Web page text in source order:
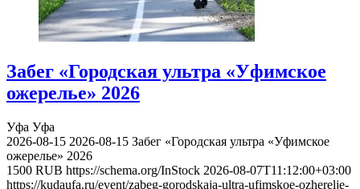
Забег «Городская ультра «Уфимское
ожерелье» 2026
Уфа Уфа
2026-08-15 2026-08-15 Забег «Городская ультра «Уфимское
ожерелье» 2026
1500 RUB https://schema.org/InStock 2026-08-07T11:12:00+03:00
https://kudaufa.ru/event/zabeg-gorodskaja-ultra-ufimskoe-ozherelje-